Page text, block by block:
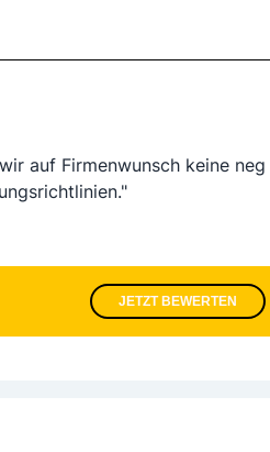
auf Firmenwunsch keine neg
JETZT BEWERTEN